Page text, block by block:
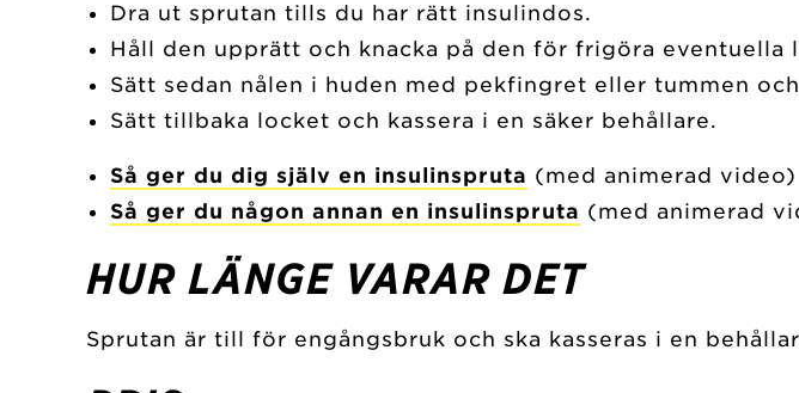
Dra ut sprutan tills du har rätt insulindos.
Håll den upprätt och knacka på den för frigöra eventuella
Sätt sedan nålen i huden med pekfingret eller tummen
Sätt tillbaka locket och kassera i en säker behållare.
Så ger du dig själv en insulinspruta (med animerad video)
Så ger du någon annan en insulinspruta (med animerad
HUR LÄNGE VARAR DET
Sprutan är till för engångsbruk och ska kasseras i en